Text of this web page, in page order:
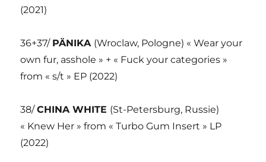
(2021)
36+37/ PÄNIKA (Wroclaw, Pologne) « Wear your
own fur, asshole » + « Fuck your categories »
from « s/t » EP (2022)
38/CHINA WHITE (St-Petersburg, Russie)
« Knew Her » from « Turbo Gum Insert » LP
(2022)